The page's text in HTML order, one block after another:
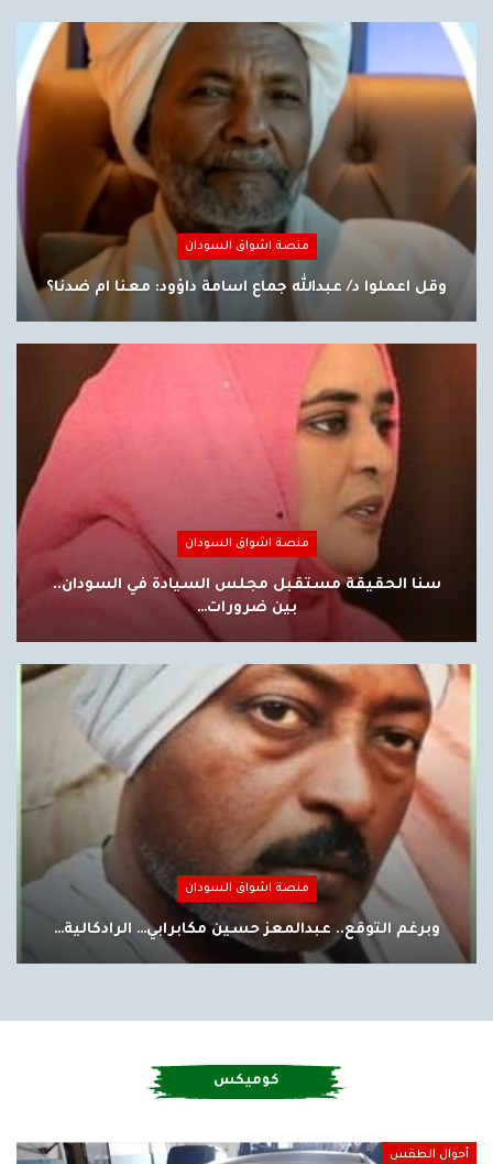
منصة اشواق السودان
وقل اعملوا د/ عبدالله جماع اسامة داؤود: معنا ام ضدنا؟
منصة اشواق السودان
سنا الحقيقة مستقبل مجلس السيادة في السودان..
بين ضرورات…
منصة اشواق السودان
وبرغم التوقع.. عبدالمعز حسين مكابرابي… الرادكالية…
كوميكس
أحوال الطقس